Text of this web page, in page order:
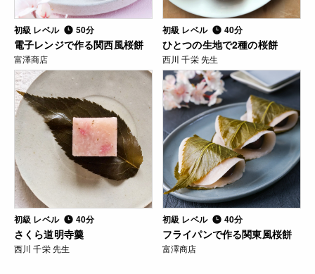
初級 レベル 50分
電子レンジで作る関西風桜餅
富澤商店
初級 レベル 40分
ひとつの生地で2種の桜餅
西川 千栄 先生
初級 レベル 40分
さくら道明寺羹
西川 千栄 先生
初級 レベル 40分
フライパンで作る関東風桜餅
富澤商店